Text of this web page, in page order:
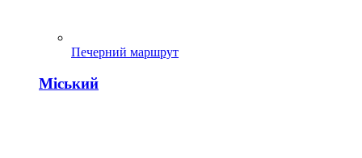
Печерний маршрут
Міський